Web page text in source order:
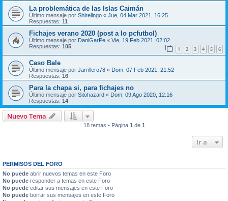
La problemática de las Islas Caimán
Último mensaje por Shirelingo « Jue, 04 Mar 2021, 16:25
Respuestas: 11
Fichajes verano 2020 (post a lo pcfutbol)
Último mensaje por DaniGarPe « Vie, 19 Feb 2021, 02:02
Respuestas: 105 1 2 3 4 5 6
Caso Bale
Último mensaje por Jarrillero78 « Dom, 07 Feb 2021, 21:52
Respuestas: 16
Para la chapa si, para fichajes no
Último mensaje por Sitohazard « Dom, 09 Ago 2020, 12:16
Respuestas: 14
Nuevo Tema
18 temas • Página 1 de 1
Ir a
PERMISOS DEL FORO
No puede abrir nuevos temas en este Foro
No puede responder a temas en este Foro
No puede editar sus mensajes en este Foro
No puede borrar sus mensajes en este Foro